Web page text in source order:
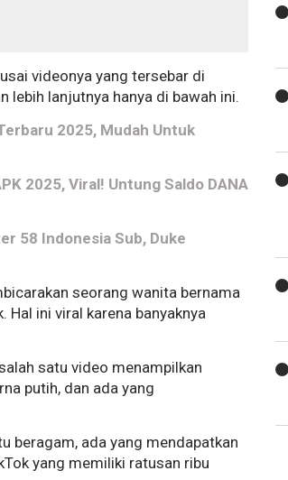
videonya yang tersebar di
lebih lanjutnya hanya di bawah ini.
2025, Mudah Untuk
2025, Viral! Untung Saldo DANA
58 Indonesia Sub, Duke
seorang wanita bernama
ini viral karena banyaknya
satu video menampilkan
putih, dan ada yang
beragam, ada yang mendapatkan
yang memiliki ratusan ribu